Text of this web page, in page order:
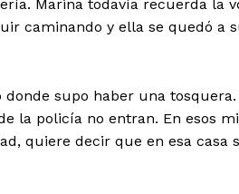
Marina todavía recuerda la
caminando y ella se quedó a
supo haber una
la policía no entran. En esos
quiere decir que en esa